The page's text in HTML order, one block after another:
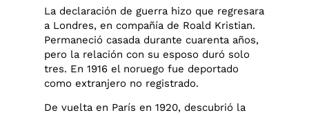
La declaración de guerra hizo que regresara
a Londres, en compañía de Roald Kristian.
Permaneció casada durante cuarenta años,
pero la relación con su esposo duró solo
tres. En 1916 el noruego fue deportado
como extranjero no registrado.
De vuelta en París en 1920, descubrió la